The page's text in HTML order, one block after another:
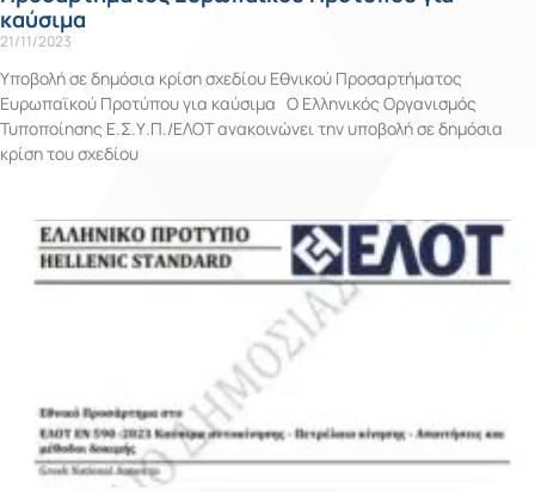
καύσιμα
21/11/2023
Yποβολή σε δημόσια κρίση σχεδίoυ Εθνικού Προσαρτήματος
Ευρωπαϊκού Προτύπου για καύσιμα Ο Ελληνικός Οργανισμός
Τυποποίησης Ε.Σ.Υ.Π./ΕΛΟΤ ανακοινώνει την υποβολή σε δημόσια
κρίση του σχεδίου